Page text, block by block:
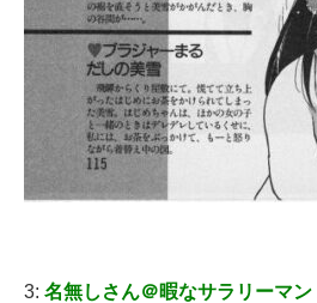
3: 名無しさん＠暇なサラリーマン